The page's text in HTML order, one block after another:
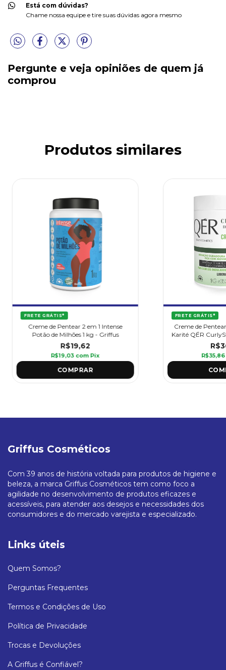
Está com dúvidas?
Chame nossa equipe e tire suas dúvidas agora mesmo
Pergunte e veja opiniões de quem já
comprou
Produtos similares
FRETE GRÁTIS*
Creme de Pentear 2 em 1 Intense
Potão de Milhões 1 kg - Griffus
R$19,62
R$19,03 com Pix
FRETE GRÁTIS*
Creme de
Karité QÉR
R$35,86
Griffus Cosméticos
Com 39 anos de história voltada para produtos de higiene e
beleza, a marca Griffus Cosméticos tem como foco a
agilidade no desenvolvimento de produtos eficazes e
acessíveis, para atender aos desejos e necessidades dos
consumidores e do mercado varejista e especializado.
Links úteis
Quem Somos?
Perguntas Frequentes
Termos e Condições de Uso
Política de Privacidade
Trocas e Devoluções
A Griffus é Confiável?